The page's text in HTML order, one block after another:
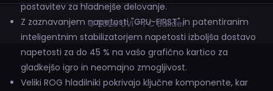
postavitev za hladnejše delovanje.
Z zaznavanjem napetosti "GPU-FIRST" in patentiranim
inteligentnim stabilizatorjem napetosti izboljša dostavo
napetosti za do 45 % na vašo grafično kartico za
gladkejšo igro in neomajno zmogljivost.
Veliki ROG hladilniki pokrivajo ključne komponente, kar
© 2026 UVI - PC Builder